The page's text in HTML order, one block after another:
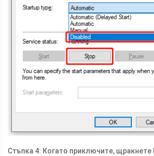
Стъпка 4: Когато приключите, щракнете